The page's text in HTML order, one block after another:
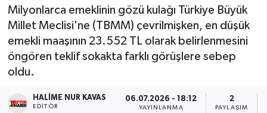
Milyonlarca emeklinin gözü kulağı Türkiye Büyük
Millet Meclisi'ne (TBMM) çevrilmişken, en düşük
emekli maaşının 23.552 TL olarak belirlenmesini
öngören teklif sokakta farklı görüşlere sebep
oldu.
HALIME NUR KAVAS
EDITÖR
06.07.2026 - 18:12
YAYINLANMA
2
PAYLAŞIM
Sivil Toplum
Ekonomi